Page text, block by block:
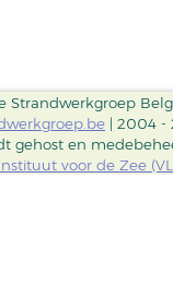
Strandwerkgroep
| 2004 -
gehost en
voor de Zee